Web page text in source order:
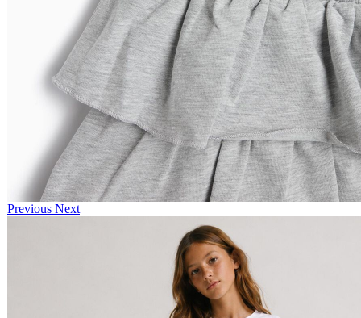
Previous Next